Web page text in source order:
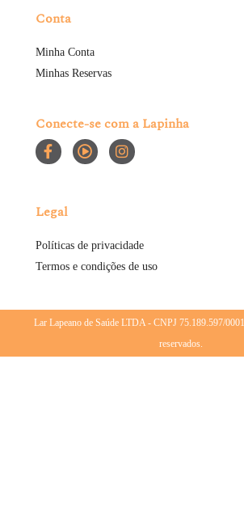
Conta
Minha Conta
Minhas Reservas
Conecte-se com a Lapinha
Legal
Políticas de privacidade
Termos e condições de uso
Lar Lapeano de Saúde LTDA - CNPJ 75.189.597/
reservados.